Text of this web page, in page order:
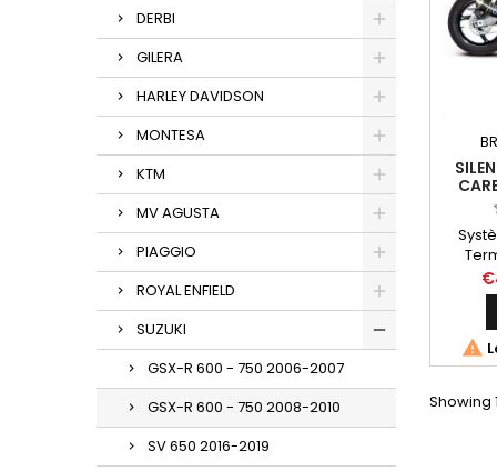
DERBI
GILERA
HARLEY DAVIDSON
MONTESA
KTM
MV AGUSTA
PIAGGIO
ROYAL ENFIELD
SUZUKI
GSX-R 600 - 750 2006-2007
GSX-R 600 - 750 2008-2010
SV 650 2016-2019
inox

Showing